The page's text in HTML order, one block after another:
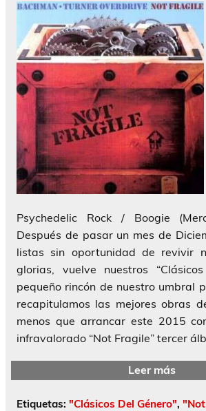
Psychedelic Rock / Boogie
Después de pasar un mes de
listas sin oportunidad de revivir
glorias, vuelve nuestros
pequeño rincón de nuestro umbral
recapitulamos las mejores obras
menos que arrancar este 2015
infravalorado “Not Fragile” tercer
Leer más
Etiquetas: "Clásicos Del Género",